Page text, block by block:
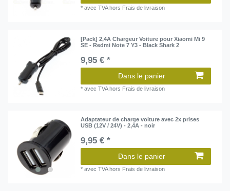
*avec TVAhors Frais de livraison
[Pack] 2,4A Chargeur Voiture pour Xiaomi Mi 9
SE - Redmi Note 7 Y3 - Black Shark 2
9,95 € *
Dans le panier
*avec TVAhors Frais de livraison
Adaptateur de charge voiture avec 2x prises
USB (12V / 24V) - 2,4A - noir
9,95 € *
Dans le panier
*avec TVAhors Frais de livraison